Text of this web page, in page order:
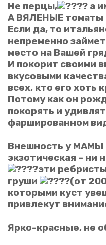
Не перцы,
а
А ВЯЛЕНЫЕ томаты
Если да, то
непременно
место на Вашей
И покорит своими
вкусовыми
всех, кто его хоть
Потому как он
покорять и
фаршированном
Внешность у МАМЫ
экзотическая – ни
эти
груши
(от
которыми куст
привлекут
Ярко-красные, не
Ваше имя
Ваш отзыв
Оценка
Отправить отзыв